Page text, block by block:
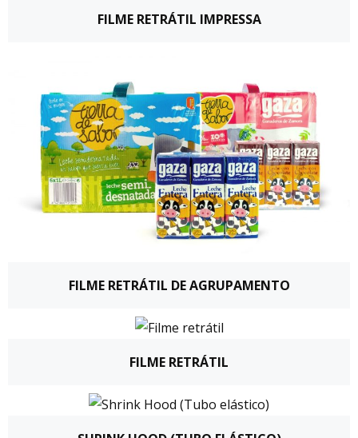
FILME RETRÁTIL IMPRESSA
FILME RETRÁTIL DE AGRUPAMENTO
FILME RETRÁTIL